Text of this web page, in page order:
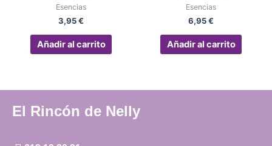
Esencias
3,95€
Añadir al carrito
Esencias
6,95€
Añadir al carrito
El Rincón de Nelly